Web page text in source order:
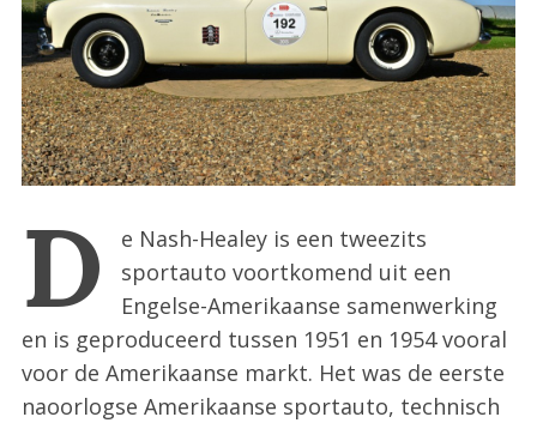
D
e Nash-Healey is een tweezits
sportauto voortkomend uit een
Engelse-Amerikaanse samenwerking
en is geproduceerd tussen 1951 en 1954 vooral
voor de Amerikaanse markt. Het was de eerste
naoorlogse Amerikaanse sportauto, technisch